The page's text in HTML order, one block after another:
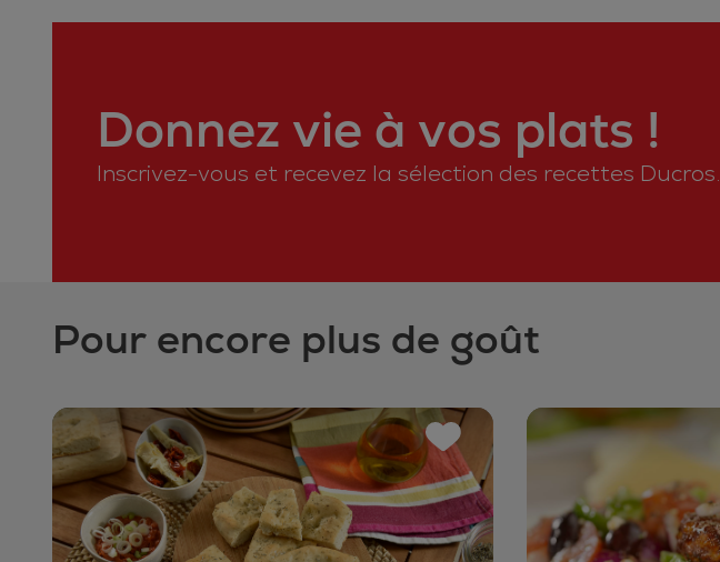
Donnez vie à vos plats !
Inscrivez-vous et recevez la sélection des recettes Ducros.
Pour encore plus de goût